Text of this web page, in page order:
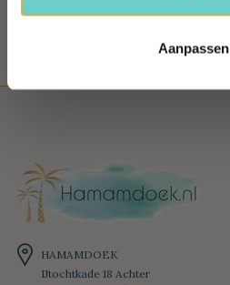
Aanpassen
HAMAMDOEK
IJtochtkade 18 Achter